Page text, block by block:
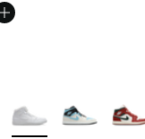
Meer kleuren